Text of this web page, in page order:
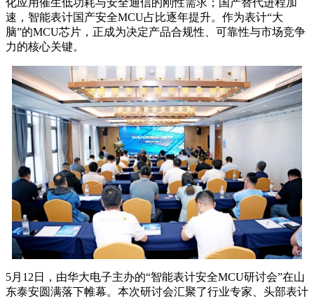
速，智能表计国产安全MCU占比逐年提升。作为表计“大
脑”的MCU芯片，正成为决定产品合规性、可靠性与市场竞争
力的核心关键。
5月12日，由华大电子主办的“智能表计安全MCU研讨会”在山
东泰安圆满落下帷幕。本次研讨会汇聚了行业专家、头部表计